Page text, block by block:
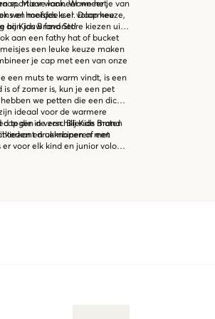
sportieve look. Wanneer je van
en meisjes is er volop keuze,
aan jouw favoriet!
Maar wanneer we het
wel hoofddeksel. Daarmee
bij Kids Brand Store kiezen uit
aan een fathy hat of bucket
een leuke keuze maken
je cap met een van onze
een muts te warm vindt, is een
of zomer is, kun je een pet
we petten die een dichte
ideaal voor de warmere
tegen de zon. Bij Kids Brand
en combineren met
cap die in verschillende maten
drukknopen of een
voor elk kind en junior volop
kopen. We bezorgen ze